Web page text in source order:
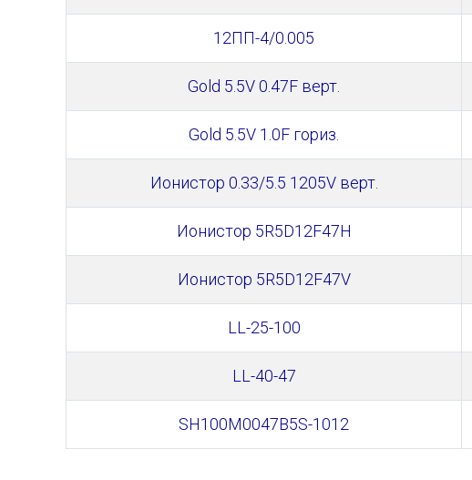
12ПП-4/0.005
Gold 5.5V 0.47F верт.
Gold 5.5V 1.0F гориз.
Ионистор 0.33/5.5 1205V верт.
Ионистор 5R5D12F47H
Ионистор 5R5D12F47V
LL-25-100
LL-40-47
SH100M0047B5S-1012